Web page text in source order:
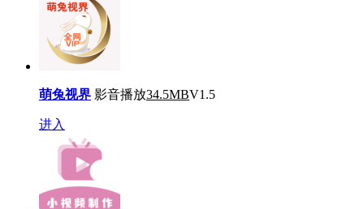
萌兔视界 影音播放34.5MBV1.5
进入